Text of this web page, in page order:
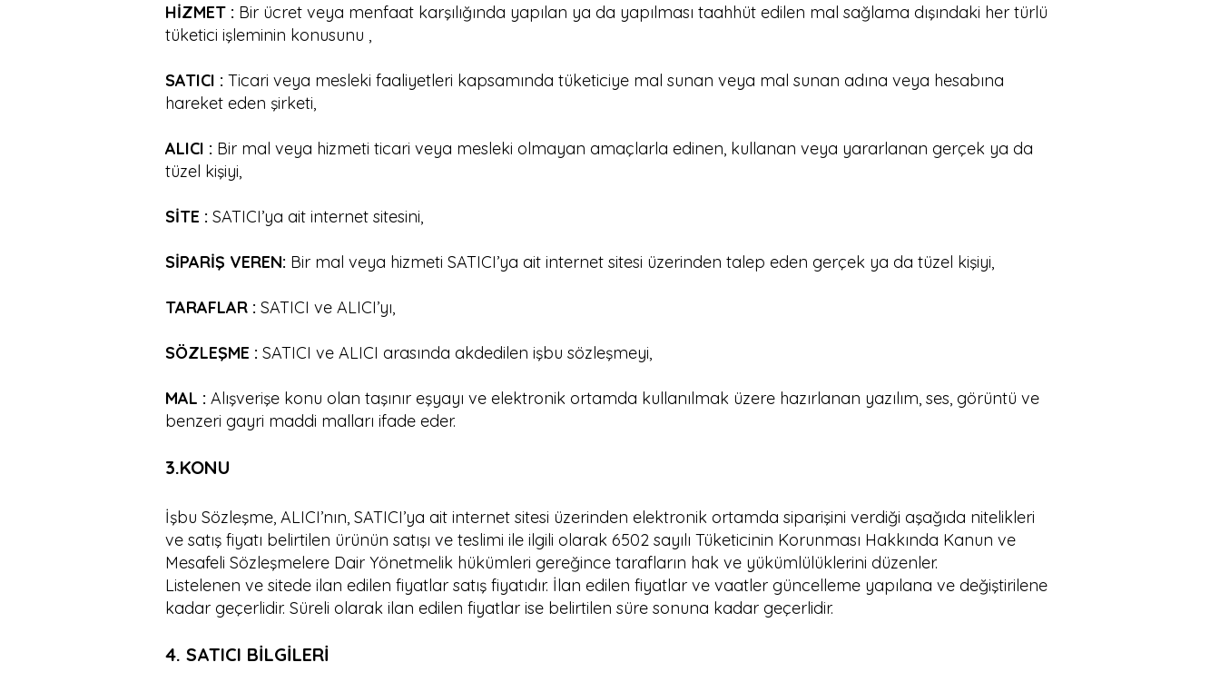
HİZMET : Bir ücret veya menfaat karşılığında yapılan ya da yapılması taahhüt edilen mal sağlama dışındaki her türlü
tüketici işleminin konusunu ,
SATICI : Ticari veya mesleki faaliyetleri kapsamında tüketiciye mal sunan veya mal sunan adına veya hesabına
hareket eden şirketi,
ALICI : Bir mal veya hizmeti ticari veya mesleki olmayan amaçlarla edinen, kullanan veya yararlanan gerçek ya da
tüzel kişiyi,
SİTE : SATICI’ya ait internet sitesini,
SİPARİŞ VEREN: Bir mal veya hizmeti SATICI’ya ait internet sitesi üzerinden talep eden gerçek ya da tüzel kişiyi,
TARAFLAR : SATICI ve ALICI’yı,
SÖZLEŞME : SATICI ve ALICI arasında akdedilen işbu sözleşmeyi,
MAL : Alışverişe konu olan taşınır eşyayı ve elektronik ortamda kullanılmak üzere hazırlanan yazılım, ses, görüntü ve
benzeri gayri maddi malları ifade eder.
3.KONU
İşbu Sözleşme, ALICI’nın, SATICI’ya ait internet sitesi üzerinden elektronik ortamda siparişini verdiği aşağıda nitelikleri
ve satış fiyatı belirtilen ürünün satışı ve teslimi ile ilgili olarak 6502 sayılı Tüketicinin Korunması Hakkında Kanun ve
Mesafeli Sözleşmelere Dair Yönetmelik hükümleri gereğince tarafların hak ve yükümlülüklerini düzenler.
Listelenen ve sitede ilan edilen fiyatlar satış fiyatıdır. İlan edilen fiyatlar ve vaatler güncelleme yapılana ve değiştirilene
kadar geçerlidir. Süreli olarak ilan edilen fiyatlar ise belirtilen süre sonuna kadar geçerlidir.
4. SATICI BİLGİLERİ